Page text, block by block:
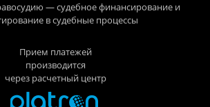
— судебное финансирование и
в судебные процессы
Прием платежей
производится
через расчетный центр